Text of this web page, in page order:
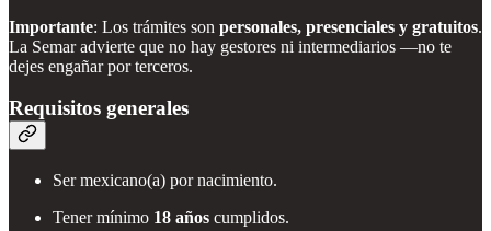
Importante: Los trámites son personales, presenciales y gratuitos.
La Semar advierte que no hay gestores ni intermediarios —no te
dejes engañar por terceros.
Requisitos generales
Ser mexicano(a) por nacimiento.
Tener mínimo 18 años cumplidos.